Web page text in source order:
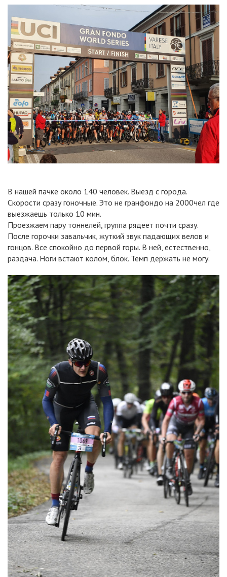
В нашей пачке около 140 человек. Выезд с города.
Скорости сразу гоночные. Это не гранфондо на 2000чел где
выезжаешь только 10 мин.
Проезжаем пару тоннелей, группа рядеет почти сразу.
После горочки завальчик, жуткий звук падающих велов и
гонцов. Все спокойно до первой горы. В ней, естественно,
раздача. Ноги встают колом, блок. Темп держать не могу.